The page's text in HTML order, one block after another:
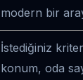
modern bir
İstediğiniz
konum, oda